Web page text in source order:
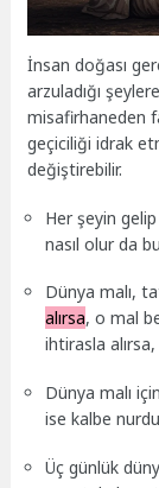
İnsan doğası
arzuladığı
misafirhaneden
geçiciliği idrak
değiştirebilir.
Her şeyin
nasıl olur da
Dünya malı,
alırsa, o mal
ihtirasla
Dünya malı
ise kalbe
Üç günlük